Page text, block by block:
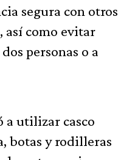
segura con otros
así como evitar
personas o a
a utilizar casco
botas y rodilleras